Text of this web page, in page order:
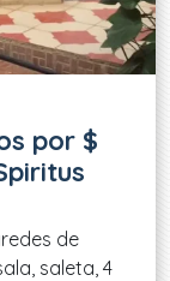
por $
de
saleta, 4